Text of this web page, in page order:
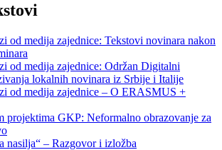
od medija zajednice: Tekstovi novinara nakon
od medija zajednice: Održan Digitalni
lokalnih novinara iz Srbije i Italije
od medija zajednice – O ERASMUS +
projektima GKP: Neformalno obrazovanje za
nasilja“ – Razgovor i izložba